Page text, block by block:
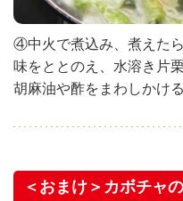
④中火で煮込み、煮えた
味をととのえ、水溶き片
胡麻油や酢をまわしかける
＜おまけ＞カボチャ